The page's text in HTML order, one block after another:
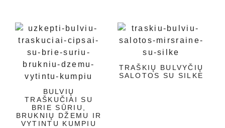
BULVIŲ
TRAŠKUČIAI SU
BRIE SŪRIU,
BRUKNIŲ DŽEMU IR
VYTINTU KUMPIU
TRAŠKIŲ BULVYČIŲ
SALOTOS SU SILKE